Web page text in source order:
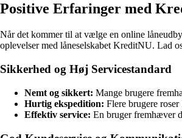
Positive Erfaringer med
Når det kommer til at vælge en online
oplevelser med låneselskabet KreditNU. Lad
Sikkerhed og Høj Servicestandard
Nemt og sikkert: Mange brugere
Hurtig ekspedition: Flere brugere
Effektiv service: En bruger fremhæver